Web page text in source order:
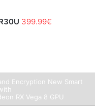
399.99€
Encryption New Smart
RX Vega 8 GPU